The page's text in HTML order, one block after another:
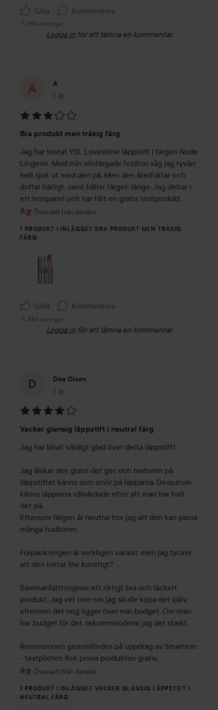
Gilla Kommentera
996 visningar
Logga in för att lämna en kommentar
A
1 år
Inlägget skapades 1 år
3
av
5
Bra produkt men tråkig färg
Jag har testat YSL Loveshine läppstift i färgen Nude
Lingerie. Med min olivfärgade hudton såg jag tyvärr
helt sjuk ut med den på. Men den återfuktar och
doftar härligt, samt håller färgen länge. Jag deltar i
ett testpanel och har fått en gratis testprodukt.
Översatt från danska
1 PRODUKT I INLÄGGET BRA PRODUKT MEN TRÅKIG
FÄRG
Gilla Kommentera
883 visningar
Logga in för att lämna en kommentar
Dea Olsen
1 år
Inlägget skapades 1 år
4
av
Vacker glansig läppstift i neutral färg
Jag har blivit väldigt glad över detta läppstift!
Jag älskar den glans det ger, och texturen på
läppstiftet känns som smör på läpparna. Dessutom
känns läpparna välvårdade efter att man har haft
det på.
Eftersom färgen är neutral tror jag att den kan passa
många hudtoner.
Förpackningen är verkligen vacker, men jag tycker
att den luktar lite konstigt?
Sammanfattningsvis ett riktigt bra och läckert
produkt. Jag vet inte om jag skulle köpa det själv,
eftersom det nog ligger över min budget. Om man
har budget för det, rekommenderar jag det starkt.
Recensionen genomfördes på uppdrag av Smartson
- testpiloten fick prova produkten gratis.
Översatt från danska
1 PRODUKT I INLÄGGET VACKER GLANSIG LÄPPSTIFT I
NEUTRAL FÄRG